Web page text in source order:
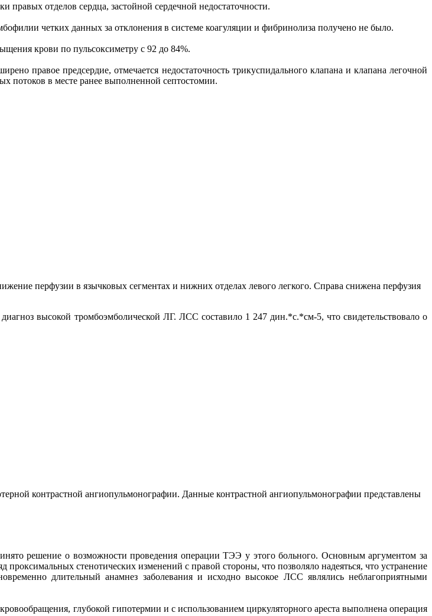
отделов сердца, застойной сердечной недостаточности.
четких данных за отклонения в системе коагуляции и фибринолиза получено не было.
крови по пульсоксиметру с 92 до 84%.
правое предсердие, отмечается недостаточность трикуспидального клапана и клапана легочной
потоков в месте ранее выполненной септостомии.
перфузии в язычковых сегментах и нижних отделах левого легкого. Справа снижена перфузия
высокой тромбоэмболической ЛГ. ЛСС составило 1 247 дин.*с.*см-5, что свидетельствовало о
контрастной ангиопульмонографии. Данные контрастной ангиопульмонографии представлены
решение о возможности проведения операции ТЭЭ у этого больного. Основным аргументом за
стенотических изменений с правой стороны, что позволяло надеяться, что устранение
длительный анамнез заболевания и исходно высокое ЛСС являлись неблагоприятными
глубокой гипотермии и с использованием циркуляторного ареста выполнена операция